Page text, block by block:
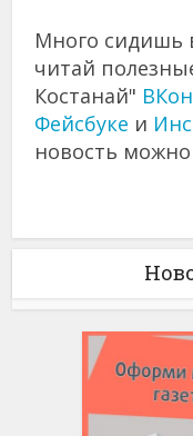
Много сидишь
читай
Костанай"
Фейсбуке и
новость